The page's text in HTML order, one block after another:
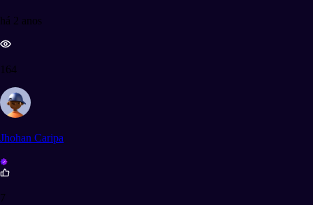
há 2 anos
164
Jhohan Caripa
7